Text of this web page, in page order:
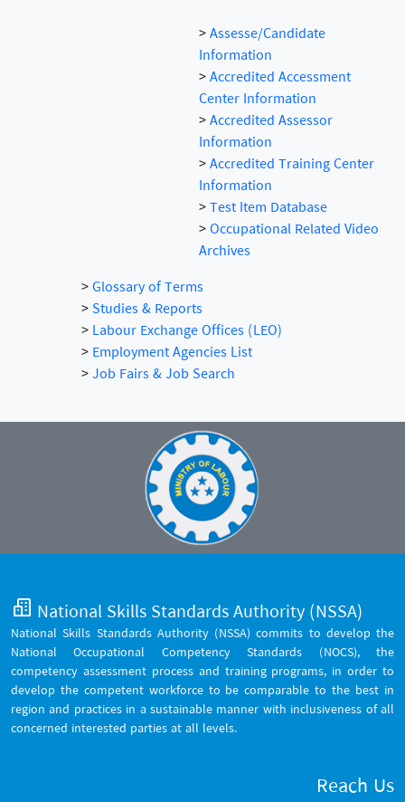
>Assesse/Candidate
Information
>Accredited Accessment
Center Information
>Accredited Assessor
Information
>Accredited Training Center
Information
>Test Item Database
>Occupational Related Video
Archives
>Glossary of Terms
>Studies & Reports
>Labour Exchange Offices (LEO)
>Employment Agencies List
>Job Fairs & Job Search
National Skills Standards Authority (NSSA)
National Skills Standards Authority (NSSA) commits to develop the
National Occupational Competency Standards (NOCS), the
competency assessment process and training programs, in order to
develop the competent workforce to be comparable to the best in
region and practices in a sustainable manner with inclusiveness of all
concerned interested parties at all levels.
Reach Us